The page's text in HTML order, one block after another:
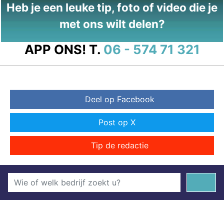
Heb je een leuke tip, foto of video die je
met ons wilt delen?
APP ONS! T. 06 - 574 71 321
Deel op Facebook
Post op X
Tip de redactie